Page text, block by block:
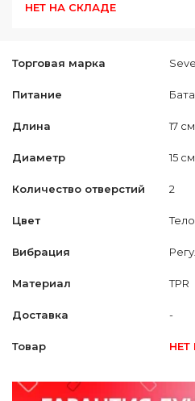
Торговая марка
Питание
Длина 17 см
Диаметр 15 см
Количество отверстий 2
Цвет Тело
Вибрация
Материал TPR
Доставка -
Товар НЕТ
НЕТ НА СКЛАДЕ